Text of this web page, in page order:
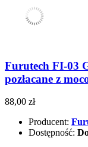
Furutech FI-03
pozłacane z
88,00 zł
Producent:
Dostępność: